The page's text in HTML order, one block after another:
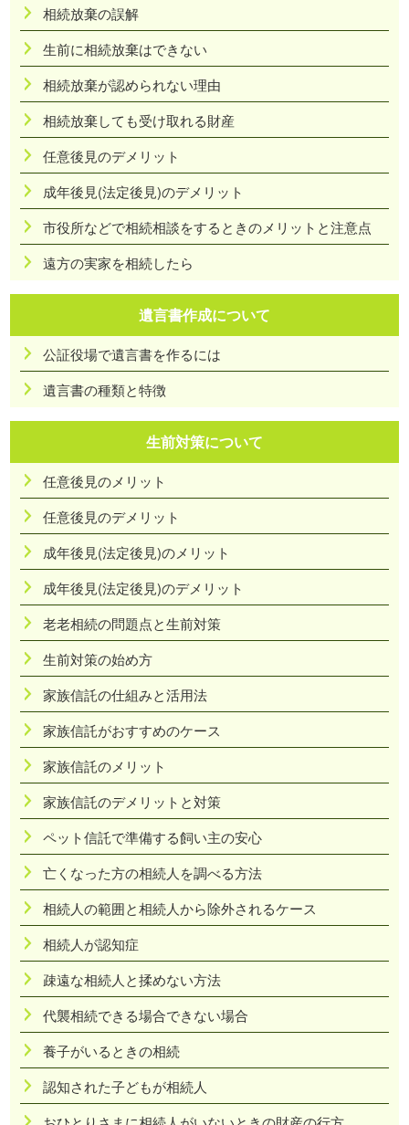
相続放棄の誤解
生前に相続放棄はできない
相続放棄が認められない理由
相続放棄しても受け取れる財産
任意後見のデメリット
成年後見(法定後見)のデメリット
市役所などで相続相談をするときのメリットと注意点
遠方の実家を相続したら
遺言書作成について
公証役場で遺言書を作るには
遺言書の種類と特徴
生前対策について
任意後見のメリット
任意後見のデメリット
成年後見(法定後見)のメリット
成年後見(法定後見)のデメリット
老老相続の問題点と生前対策
生前対策の始め方
家族信託の仕組みと活用法
家族信託がおすすめのケース
家族信託のメリット
家族信託のデメリットと対策
ペット信託で準備する飼い主の安心
亡くなった方の相続人を調べる方法
相続人の範囲と相続人から除外されるケース
相続人が認知症
疎遠な相続人と揉めない方法
代襲相続できる場合できない場合
養子がいるときの相続
認知された子どもが相続人